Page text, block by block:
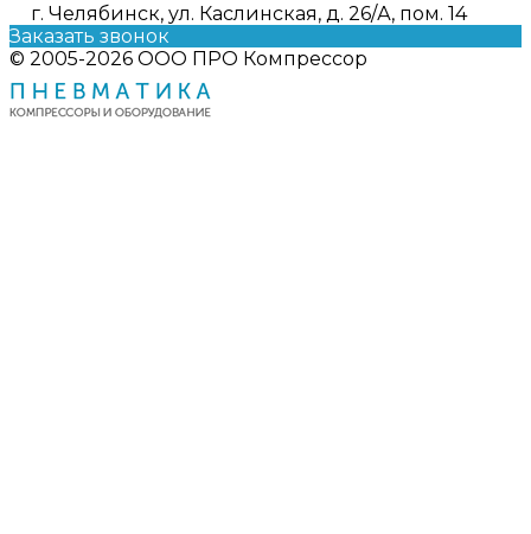
г. Челябинск, ул. Каслинская, д. 26/А, пом. 14
Заказать звонок
© 2005-2026 ООО ПРО Компрессор